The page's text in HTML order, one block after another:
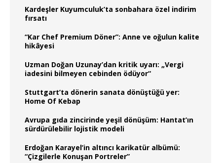
Kardeşler Kuyumculuk’ta sonbahara özel indirim
fırsatı
“Kar Chef Premium Döner”: Anne ve oğulun kalite
hikâyesi
Uzman Doğan Uzunay’dan kritik uyarı: „Vergi
iadesini bilmeyen cebinden ödüyor“
Stuttgart’ta dönerin sanata dönüştüğü yer:
Home Of Kebap
Avrupa gıda zincirinde yeşil dönüşüm: Hantat’ın
sürdürülebilir lojistik modeli
Erdoğan Karayel’in altıncı karikatür albümü:
“Çizgilerle Konuşan Portreler”